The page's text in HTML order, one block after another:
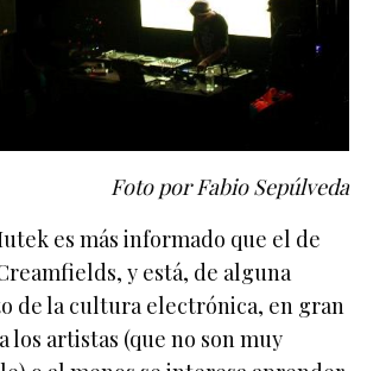
Foto por Fabio Sepúlveda
es más informado que el de
y está, de alguna
de la cultura electrónica, en gran
los artistas (que no son muy